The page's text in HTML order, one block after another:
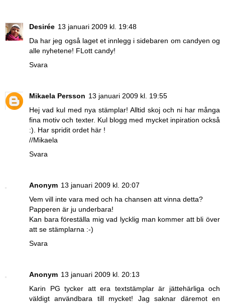
Desirée 13 januari 2009 kl. 19:48
Da har jeg også laget et innlegg i sidebaren om candyen og
alle nyhetene! FLott candy!
Svara
Mikaela Persson 13 januari 2009 kl. 19:55
Hej vad kul med nya stämplar! Alltid skoj och ni har många
fina motiv och texter. Kul blogg med mycket inpiration också
:). Har spridit ordet här !
//Mikaela
Svara
Anonym 13 januari 2009 kl. 20:07
Vem vill inte vara med och ha chansen att vinna detta?
Papperen är ju underbara!
Kan bara föreställa mig vad lycklig man kommer att bli över
att se stämplarna :-)
Svara
Anonym 13 januari 2009 kl. 20:13
Karin PG tycker att era textstämplar är jättehärliga och
väldigt användbara till mycket! Jag saknar däremot en